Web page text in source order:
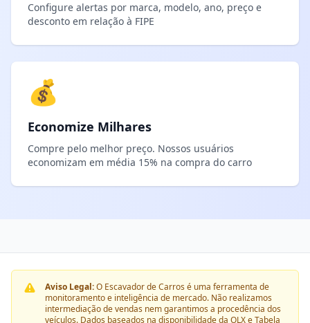
Configure alertas por marca, modelo, ano, preço e
desconto em relação à FIPE
💰
Economize Milhares
Compre pelo melhor preço. Nossos usuários
economizam em média 15% na compra do carro
Aviso Legal:O Escavador de Carros é uma ferramenta de
monitoramento e inteligência de mercado. Não realizamos
intermediação de vendas nem garantimos a procedência dos
veículos. Dados baseados na disponibilidade da OLX e Tabela